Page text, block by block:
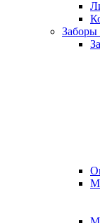
Заборы